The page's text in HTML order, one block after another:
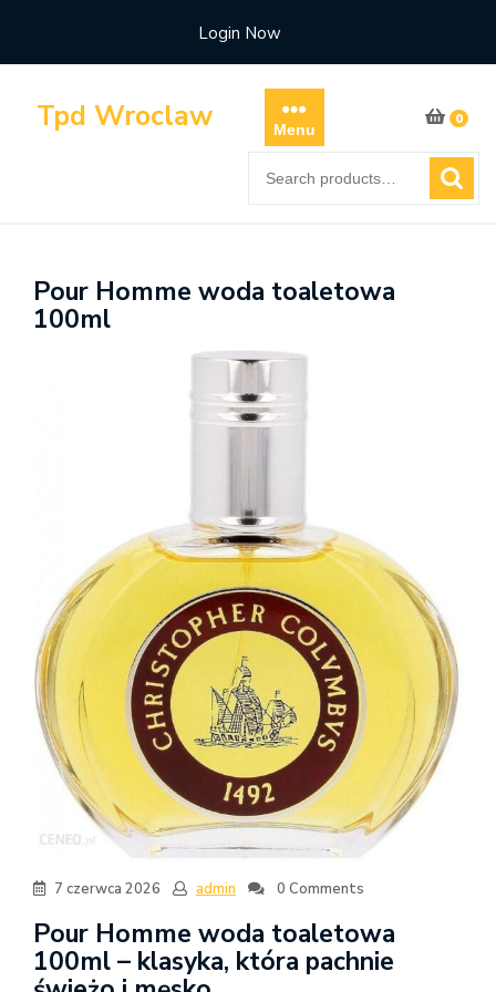
content
Login Now
Tpd Wroclaw Menu
0
for:
Pour Homme woda toaletowa
100ml
7 czerwca 2026 admin 0 Comments
Pour Homme woda toaletowa
100ml – klasyka, która pachnie